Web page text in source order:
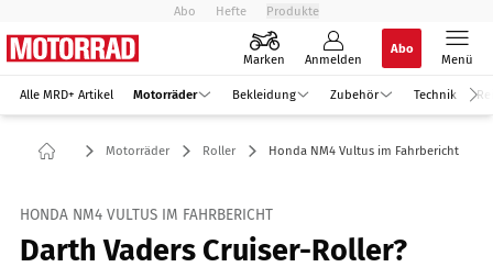
Abo Hefte Produkte
Marken Anmelden
Abo
Menü
Alle MRD+ Artikel Motorräder Bekleidung Zubehör Technik
Motorräder Roller Honda NM4 Vultus im Fahrbericht
HONDA NM4 VULTUS IM FAHRBERICHT
Darth Vaders Cruiser-Roller?